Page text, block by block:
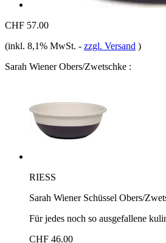
CHF 57.00
(inkl. 8,1% MwSt. - zzgl. Versand )
Sarah Wiener Obers/Zwetschke :
RIESS
Sarah Wiener Schüssel Obers/
Für jedes noch so ausgefallene
CHF 46.00